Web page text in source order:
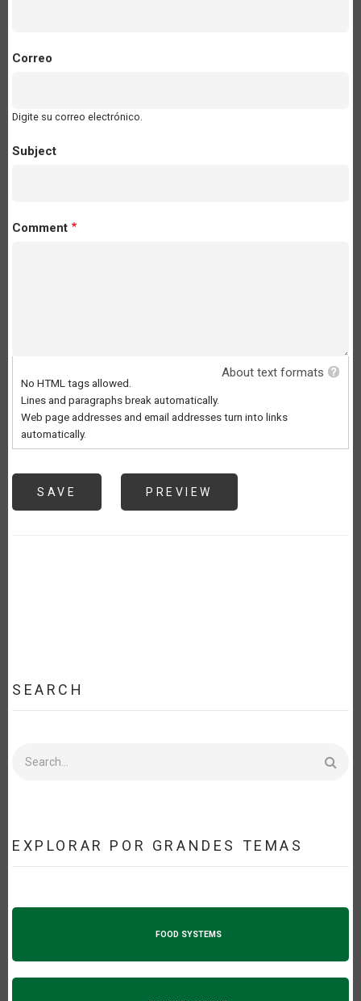
Correo
Digite su correo electrónico.
Subject
Comment
About text formats
No HTML tags allowed.
Lines and paragraphs break automatically.
Web page addresses and email addresses turn into links
automatically.
SEARCH
EXPLORAR POR GRANDES TEMAS
FOOD SYSTEMS